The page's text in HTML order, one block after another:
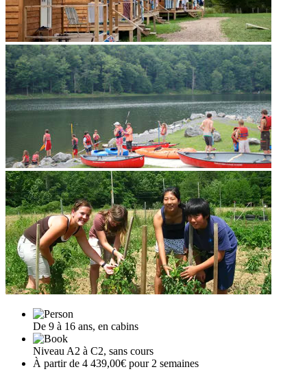
De 9 à 16 ans, en cabins
Niveau A2 à C2, sans cours
À partir de 4 439,00€ pour 2 semaines